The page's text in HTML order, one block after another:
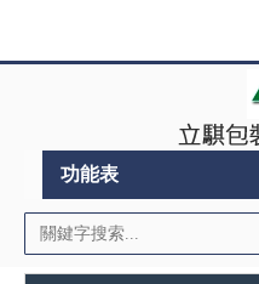
功能表